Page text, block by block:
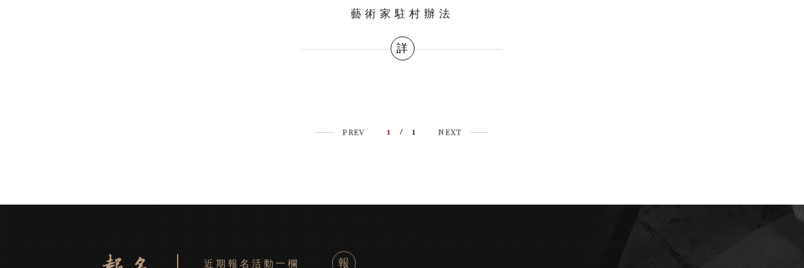
藝術家駐村辦法
詳
PREV 1 / 1 NEXT
近期報名活動一欄 報